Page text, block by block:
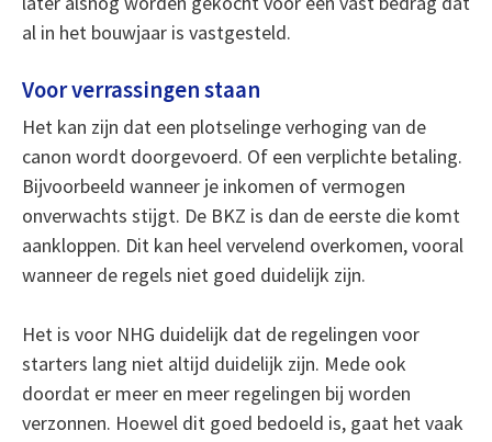
al in het bouwjaar is vastgesteld.
Voor verrassingen staan
Het kan zijn dat een plotselinge verhoging van de
canon wordt doorgevoerd. Of een verplichte betaling.
Bijvoorbeeld wanneer je inkomen of vermogen
onverwachts stijgt. De BKZ is dan de eerste die komt
aankloppen. Dit kan heel vervelend overkomen, vooral
wanneer de regels niet goed duidelijk zijn.
Het is voor NHG duidelijk dat de regelingen voor
starters lang niet altijd duidelijk zijn. Mede ook
doordat er meer en meer regelingen bij worden
verzonnen. Hoewel dit goed bedoeld is, gaat het vaak